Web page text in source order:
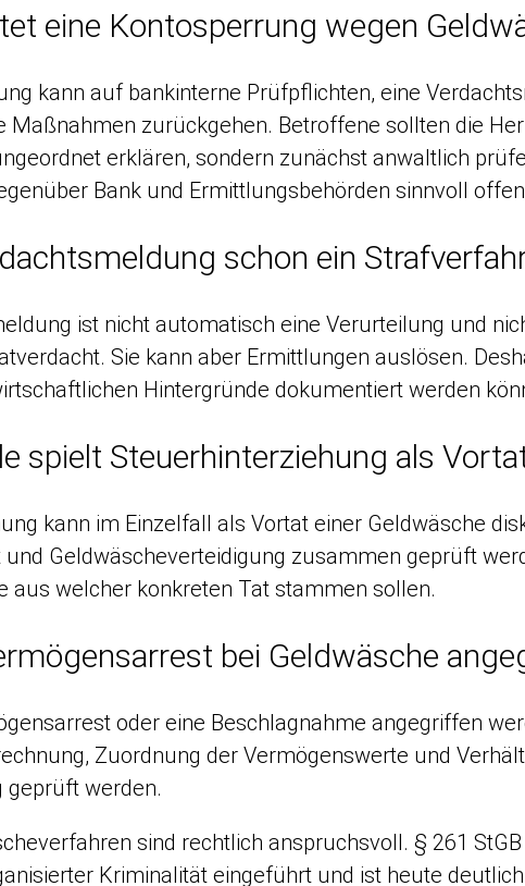
eine Kontosperrung wegen
kann auf bankinterne Prüfpflichten, eine
Maßnahmen zurückgehen. Betroffene sollten die
erklären, sondern zunächst anwaltlich
Bank und Ermittlungsbehörden sinnvoll
schon ein
ist nicht automatisch eine Verurteilung und
Sie kann aber Ermittlungen auslösen.
Hintergründe dokumentiert werden
spielt Steuerhinterziehung als
kann im Einzelfall als Vortat einer Geldwäsche
Geldwäscheverteidigung zusammen geprüft
aus welcher konkreten Tat stammen sollen.
bei Geldwäsche
oder eine Beschlagnahme angegriffen
Zuordnung der Vermögenswerte und
werden.
sind rechtlich anspruchsvoll. § 261
Kriminalität eingeführt und ist heute